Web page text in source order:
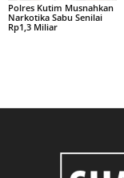
Polres Kutim Musnahkan
Narkotika Sabu Senilai
Rp1,3 Miliar